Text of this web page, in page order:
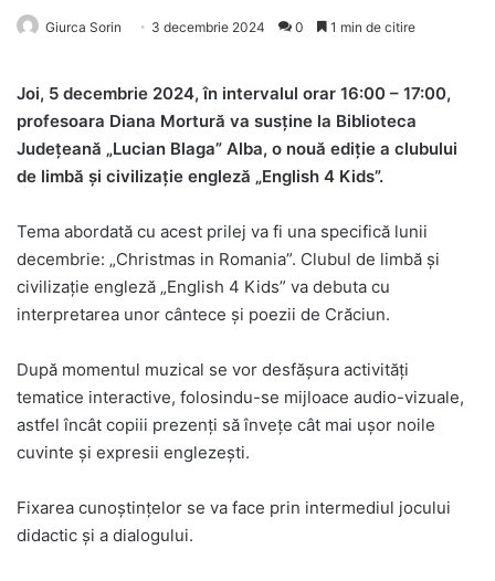
Giurca Sorin 3 decembrie 2024 0 1 min de citire
Joi, 5 decembrie 2024, în intervalul orar 16:00 – 17:00,
profesoara Diana Mortură va susține la Biblioteca
Județeană „Lucian Blaga” Alba, o nouă ediție a clubului
de limbă și civilizație engleză „English 4 Kids”.
Tema abordată cu acest prilej va fi una specifică lunii
decembrie: „Christmas in Romania”. Clubul de limbă și
civilizație engleză „English 4 Kids” va debuta cu
interpretarea unor cântece și poezii de Crăciun.
După momentul muzical se vor desfășura activități
tematice interactive, folosindu-se mijloace audio-vizuale,
astfel încât copiii prezenți să învețe cât mai ușor noile
cuvinte și expresii englezești.
Fixarea cunoștințelor se va face prin intermediul jocului
didactic și a dialogului.